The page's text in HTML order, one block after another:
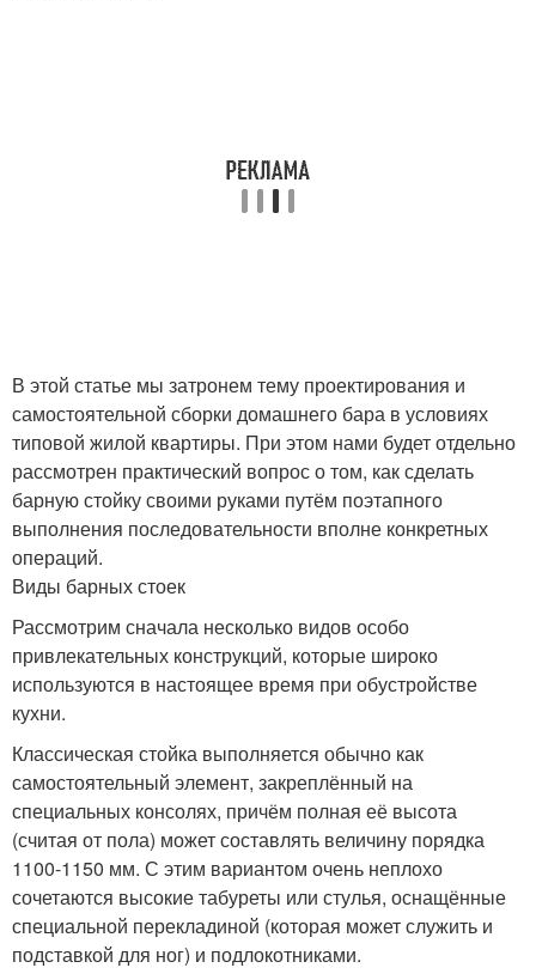
В этой статье мы затронем тему проектирования и
самостоятельной сборки домашнего бара в условиях
типовой жилой квартиры. При этом нами будет отдельно
рассмотрен практический вопрос о том, как сделать
барную стойку своими руками путём поэтапного
выполнения последовательности вполне конкретных
операций.
Виды барных стоек
Рассмотрим сначала несколько видов особо
привлекательных конструкций, которые широко
используются в настоящее время при обустройстве
кухни.
Классическая стойка выполняется обычно как
самостоятельный элемент, закреплённый на
специальных консолях, причём полная её высота
(считая от пола) может составлять величину порядка
1100-1150 мм. С этим вариантом очень неплохо
сочетаются высокие табуреты или стулья, оснащённые
специальной перекладиной (которая может служить и
подставкой для ног) и подлокотниками.